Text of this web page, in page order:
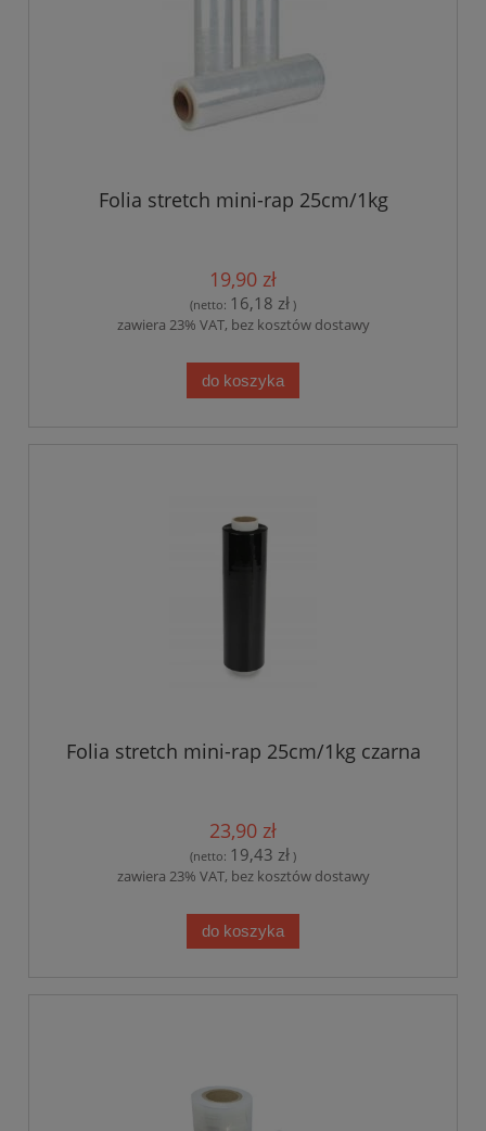
Folia stretch mini-rap 25cm/1kg
19,90 zł
(netto: 16,18 zł )
zawiera 23% VAT, bez kosztów dostawy
do koszyka
Folia stretch mini-rap 25cm/1kg czarna
23,90 zł
(netto: 19,43 zł )
zawiera 23% VAT, bez kosztów dostawy
do koszyka